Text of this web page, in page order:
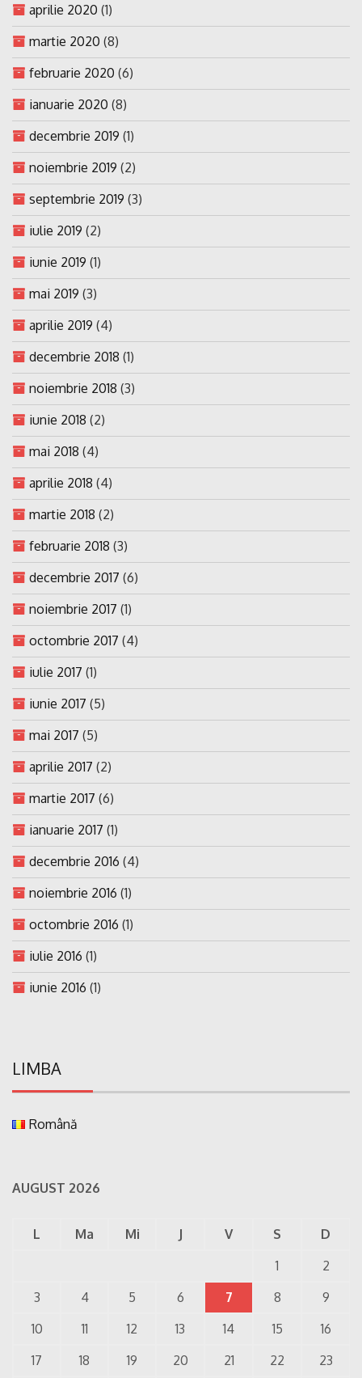
aprilie 2020 (1)
martie 2020 (8)
februarie 2020 (6)
ianuarie 2020 (8)
decembrie 2019 (1)
noiembrie 2019 (2)
septembrie 2019 (3)
iulie 2019 (2)
iunie 2019 (1)
mai 2019 (3)
aprilie 2019 (4)
decembrie 2018 (1)
noiembrie 2018 (3)
iunie 2018 (2)
mai 2018 (4)
aprilie 2018 (4)
martie 2018 (2)
februarie 2018 (3)
decembrie 2017 (6)
noiembrie 2017 (1)
octombrie 2017 (4)
iulie 2017 (1)
iunie 2017 (5)
mai 2017 (5)
aprilie 2017 (2)
martie 2017 (6)
ianuarie 2017 (1)
decembrie 2016 (4)
noiembrie 2016 (1)
octombrie 2016 (1)
iulie 2016 (1)
iunie 2016 (1)
LIMBA
Română
AUGUST 2026
L Ma Mi J V S
D
1
2
3
4 5 6 7 8
9
10
11 12 13 14 15
16
17
18 19 20 21 22 23